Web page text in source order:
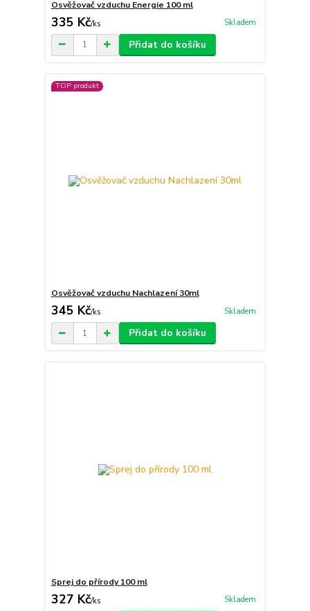
Osvěžovač vzduchu Energie 100 ml
335 Kč/ks Skladem
Přidat do košíku
TOP produkt
Osvěžovač vzduchu Nachlazení 30ml
345 Kč/ks Skladem
Přidat do košíku
Sprej do přírody 100 ml
327 Kč/ks Skladem